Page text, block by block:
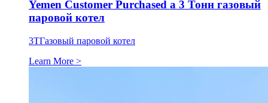
Yemen Customer Purchased a 3 Тонн газовый
паровой котел
3ТГазовый паровой котел
Learn More >